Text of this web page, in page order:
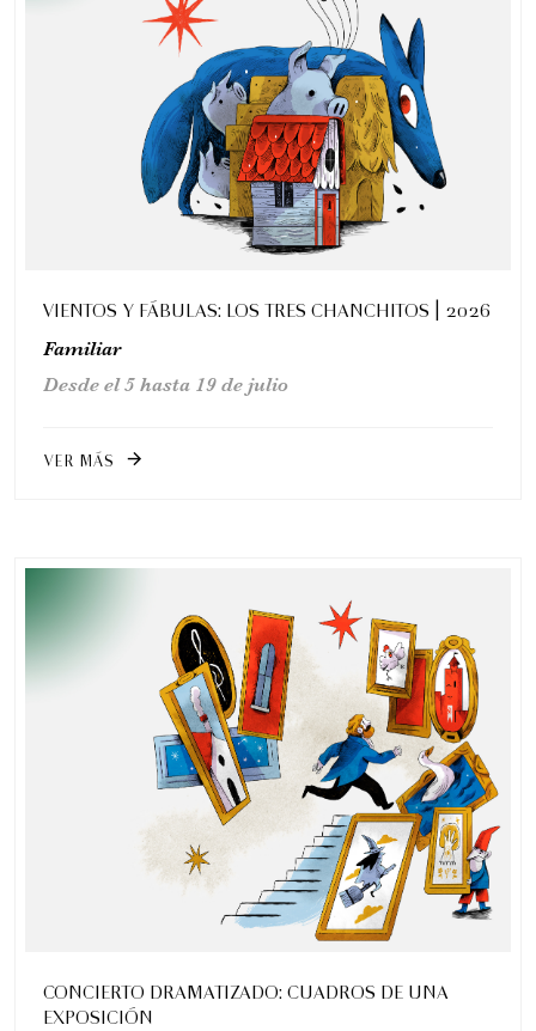
VIENTOS Y FÁBULAS: LOS TRES CHANCHITOS | 2026
Familiar
Desde el 5 hasta 19 de julio
VER MÁS arrow_forward
CONCIERTO DRAMATIZADO: CUADROS DE UNA
EXPOSICIÓN